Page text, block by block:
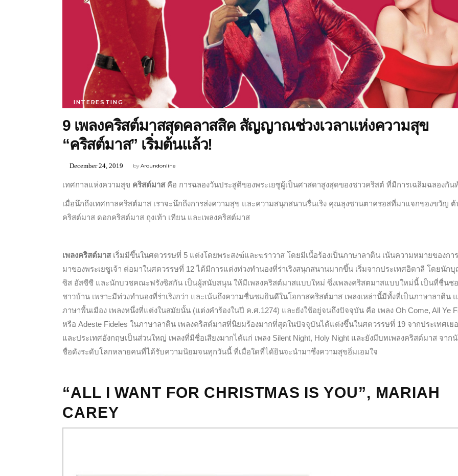
INTERESTING
9 เพลงคริสต์มาสสุดคลาสสิค สัญญาณช่วงเวลาแห่งความสุข
“คริสต์มาส” เริ่มต้นแล้ว!
byAroundonline
December 24, 2019
เทศกาลแห่งความสุข คริสต์มาสคือ การฉลองวันประสูติของพระเยซูผู้เป็นศาสดาสูงสุดของชาวคริสต์ ที่มีการเฉลิมฉลองกัน
เมื่อนึกถึงเทศกาลคริสต์มาส เราจะนึกถึงการส่งความสุข และความสนุกสนานรื่นเริง คุณลุงซานตาครอสที่มาแจกของขวัญ ต้
คริสต์มาส ดอกคริสต์มาส ถุงเท้า เทียน และเพลงคริสต์มาส
เพลงคริสต์มาสเริ่มมีขึ้นในศตวรรษที่ 5 แต่งโดยพระสงฆ์และฆราวาส โดยมีเนื้อร้องเป็นภาษาลาติน เน้นความหมายของกา
มาของพระเยซูเจ้า ต่อมาในศตวรรษที่ 12 ได้มีการแต่งท่วงทำนองที่ร่าเริงสนุกสนานมากขึ้น เริ่มจากประเทศอิตาลี โดยนัก
ซิส อัสซีซี และนักบวชคณะฟรังซิสกัน เป็นผู้สนับสนุน ให้มีเพลงคริสต์มาสแบบใหม่ ซึ่งเพลงคริสตมาสแบบใหม่นี้ เป็นที่ชื่นช
ชาวบ้าน เพราะมีท่วงทำนองที่ร่าเริงกว่า และเน้นถึงความชื่นชมยินดีในโอกาสคริสต์มาส เพลงเหล่านี้มีทั้งที่เป็นภาษาลาติน
ภาษาพื้นเมือง เพลงหนึ่งที่แต่งในสมัยนั้น (แต่งคำร้องในปี ค.ศ.1274) และยังใช้อยู่จนถึงปัจจุบัน คือ เพลง Oh Come, All Ye
หรือ Adeste Fideles ในภาษาลาติน เพลงคริสต์มาสที่นิยมร้องมากที่สุดในปัจจุบันได้แต่งขึ้นในศตวรรษที่ 19 จากประเทศเย
และประเทศอังกฤษเป็นส่วนใหญ่ เพลงที่มีชื่อเสียงมากได้แก่ เพลง Silent Night, Holy Night และยังมีบทเพลงคริสต์มาส จาก
ชื่อดังระดับโลกหลายคนที่ได้รับความนิยมจนทุกวันนี้ ที่เมื่อใดที่ได้ยินจะนำมาซึ่งความสุขอิ่มเอมใจ
“ALL I WANT FOR CHRISTMAS IS YOU”, MARIAH
CAREY